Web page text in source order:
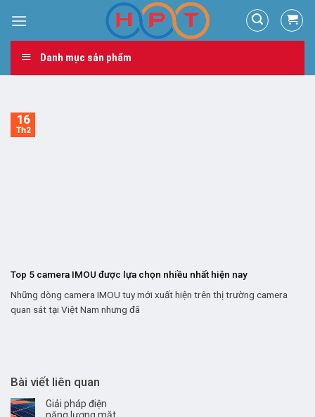
content
Danh mục sản phẩm
Top 5 camera IMOU được lựa chọn nhiều nhất hiện nay
Những dòng camera IMOU tuy mới xuất hiện trên thị trường camera
quan sát tại Việt Nam nhưng đã
16
Th2
Bài viết liên quan
Giải pháp điện